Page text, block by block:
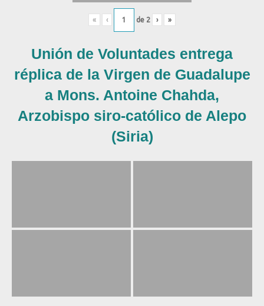
« ‹ de 2 › »
Unión de Voluntades entrega
réplica de la Virgen de Guadalupe
a Mons. Antoine Chahda,
Arzobispo siro-católico de Alepo
(Siria)